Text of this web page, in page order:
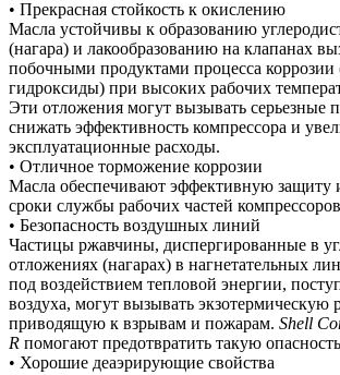
• Прекрасная стойкость к окислению
Масла устойчивы к образованию
(нагара) и лакообразованию на клапанах
побочными продуктами процесса коррозии
гидроксиды) при высоких рабочих
Эти отложения могут вызывать серьезные
снижать эффективность компрессора и
эксплуатационные расходы.
• Отличное торможение коррозии
Масла обеспечивают эффективную защиту
сроки службы рабочих частей
• Безопасность воздушных линий
Частицы ржавчины, диспергированные в
отложениях (нагарах) в нагнетательных
под воздействием тепловой энергии,
воздуха, могут вызывать экзотермическую
приводящую к взрывам и пожарам. Shell
R помогают предотвратить такую
• Хорошие деаэрирующие свойства